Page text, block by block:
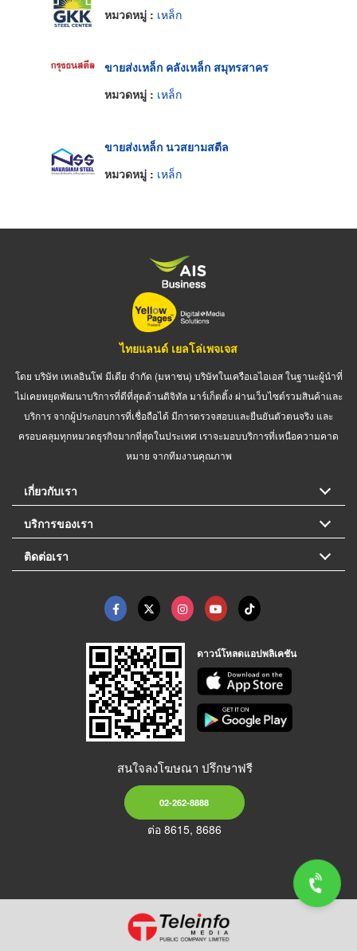
หมวดหมู่ : เหล็ก
ขายส่งเหล็ก คลังเหล็ก สมุทรสาคร
หมวดหมู่ : เหล็ก
ขายส่งเหล็ก นวสยามสตีล
หมวดหมู่ : เหล็ก
ไทยแลนด์ เยลโล่เพจเจส
โดย บริษัท เทเลอินโฟ มีเดีย จำกัด (มหาชน) บริษัทในเครือเอไอเอส ในฐานะผู้นำที่
ไม่เคยหยุดพัฒนาบริการที่ดีที่สุดด้านดิจิทัล มาร์เก็ตติ้ง ผ่านเว็บไซต์รวมสินค้าและ
บริการ จากผู้ประกอบการที่เชื่อถือได้ มีการตรวจสอบและยืนยันตัวตนจริง และ
ครอบคลุมทุกหมวดธุรกิจมากที่สุดในประเทศ เราจะมอบบริการที่เหนือความคาด
หมาย จากทีมงานคุณภาพ
เกี่ยวกับเรา
บริการของเรา
ติดต่อเรา
ดาวน์โหลดแอปพลิเคชัน
สนใจลงโฆษณา ปรึกษาฟรี
02-262-8888
ต่อ 8615, 8686